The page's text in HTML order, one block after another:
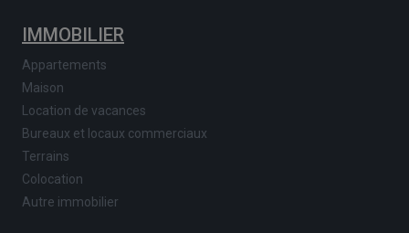
IMMOBILIER
Appartements
Maison
Location de vacances
Bureaux et locaux commerciaux
Terrains
Colocation
Autre immobilier